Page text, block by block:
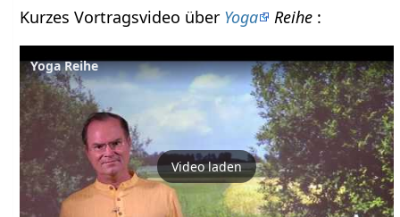
Kurzes Vortragsvideo über Yoga Reihe :
Yoga Reihe
Video laden